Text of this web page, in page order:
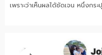
เพราะว่าเห็นผลได้ชัดเจน หนึ่งกร